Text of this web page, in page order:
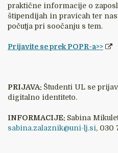
praktične informacije o
štipendijah in pravicah ter
počutja pri soočanju s tem.
Prijavite se prek POPR-a>>
PRIJAVA: Študenti UL se
digitalno identiteto.
INFORMACIJE: Sabina
sabina.zalaznik@uni-lj.si, 030